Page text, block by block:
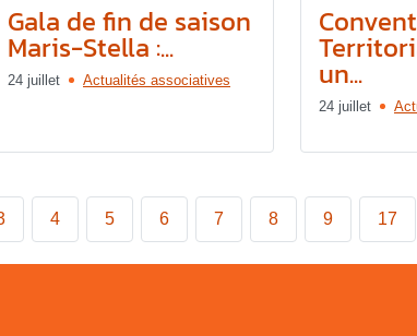
Gala de fin de saison
Maris-Stella :...
24 juillet Actualités associatives un...
24 juillet
4 5 6 7 8 9 17